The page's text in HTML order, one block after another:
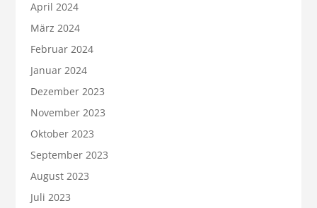
April 2024
März 2024
Februar 2024
Januar 2024
Dezember 2023
November 2023
Oktober 2023
September 2023
August 2023
Juli 2023